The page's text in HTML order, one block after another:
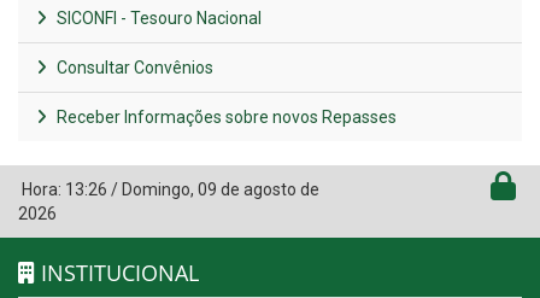
SICONFI - Tesouro Nacional
Consultar Convênios
Receber Informações sobre novos Repasses
Hora: 13:26 / Domingo, 09 de agosto de
2026
INSTITUCIONAL